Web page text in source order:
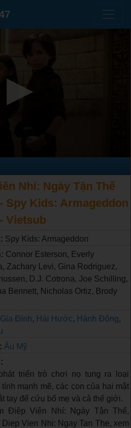
Nhí: Ngày Tận Thế
Spy Kids: Armageddon
Vietsub
Spy Kids: Armageddon
Connor Esterson, Everly
Zachary Levi, Gina Rodriguez,
D.J. Cotrona, Joe Schilling,
Bennett, Nicholas Ortiz, Brody
Gia Đình, Hài Hước, Hành Động,
Âu Mỹ
triển trò chơi nọ tung ra loại
mạnh mẽ, các con của hai mật
tay để cứu bố mẹ và cả thế giới.
Điệp Viên Nhí: Ngày Tận Thế,
Diep Vien Nhi: Ngay Tan The, xem